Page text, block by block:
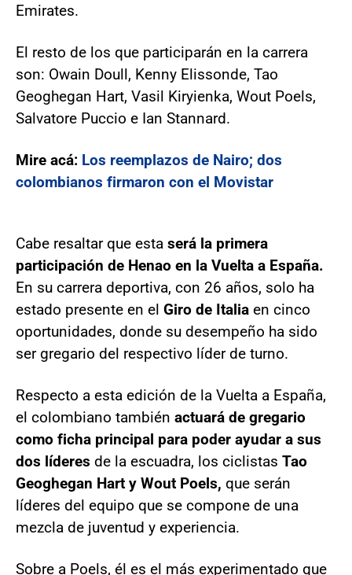
Emirates.
El resto de los que participarán en la carrera
son: Owain Doull, Kenny Elissonde, Tao
Geoghegan Hart, Vasil Kiryienka, Wout Poels,
Salvatore Puccio e Ian Stannard.
Mire acá: Los reemplazos de Nairo; dos
colombianos firmaron con el Movistar
Cabe resaltar que esta será la primera
participación de Henao en la Vuelta a España.
En su carrera deportiva, con 26 años, solo ha
estado presente en el Giro de Italia en cinco
oportunidades, donde su desempeño ha sido
ser gregario del respectivo líder de turno.
Respecto a esta edición de la Vuelta a España,
el colombiano también actuará de gregario
como ficha principal para poder ayudar a sus
dos líderes de la escuadra, los ciclistas Tao
Geoghegan Hart y Wout Poels, que serán
líderes del equipo que se compone de una
mezcla de juventud y experiencia.
Sobre a Poels, él es el más experimentado que